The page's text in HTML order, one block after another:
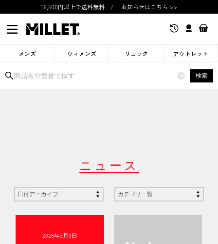
16,500円以上で送料無料 / お知らせはこちら >>
メンズ ウィメンズ リュック アウトレット
× 検索
ニュース
2026年3月9日